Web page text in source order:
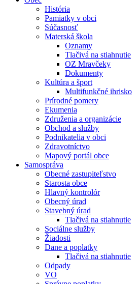
História
Pamiatky v obci
Súčasnosť
Materská škola
Oznamy
Tlačivá na stiahnutie
OZ Mravčeky
Dokumenty
Kultúra a šport
Multifunkčné ihrisko
Prírodné pomery
Ekumenia
Združenia a organizácie
Obchod a služby
Podnikatelia v obci
Zdravotníctvo
Mapový portál obce
Samospráva
Obecné zastupiteľstvo
Starosta obce
Hlavný kontrolór
Obecný úrad
Stavebný úrad
Tlačivá na stiahnutie
Sociálne služby
Žiadosti
Dane a poplatky
Tlačivá na stiahnutie
Odpady
VO